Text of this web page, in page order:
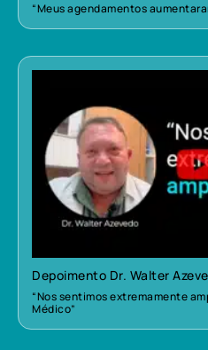
“Meus agendamentos
Depoimento Dr. Walter
“Nos sentimos extremamente
Médico”